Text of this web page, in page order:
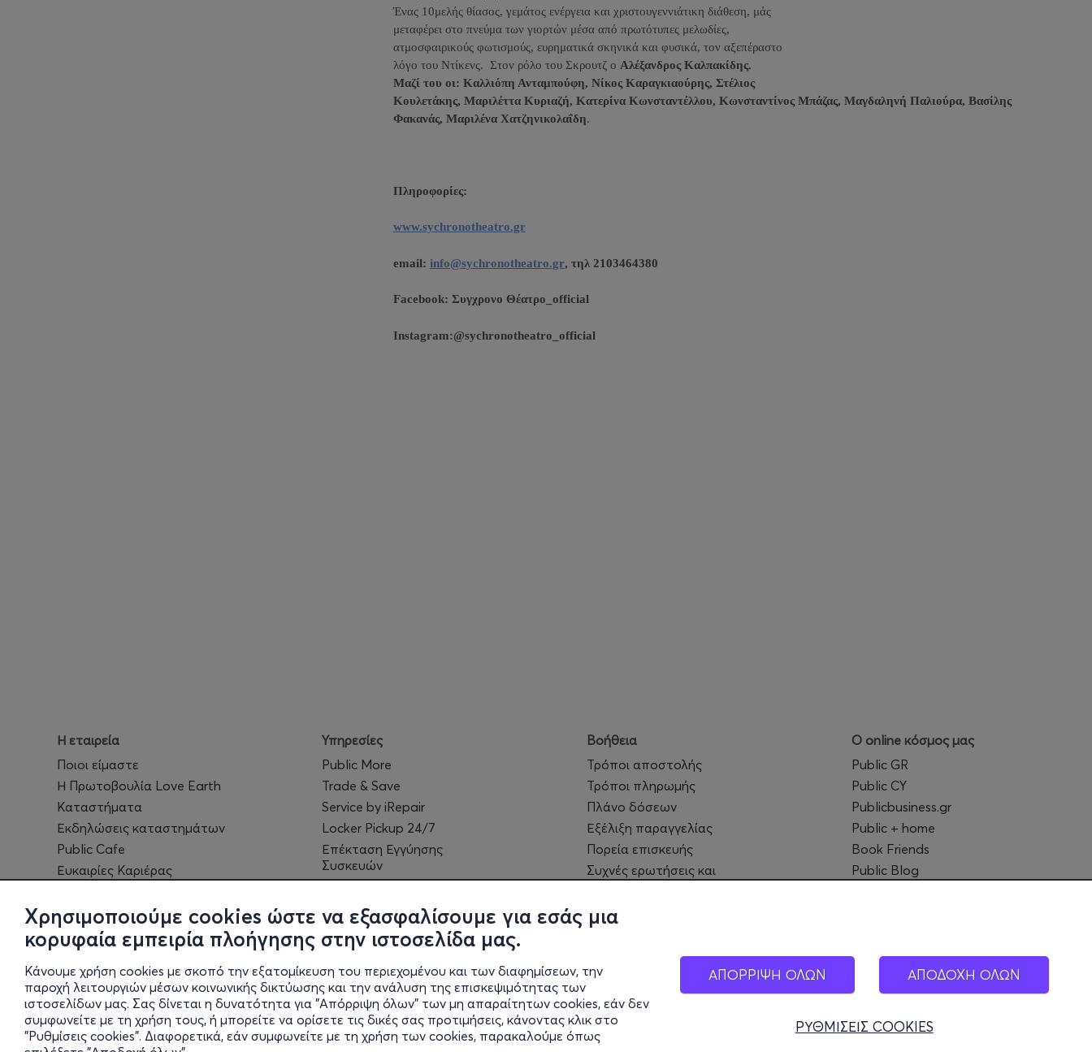
Χρησιμοποιούμε cookies ώστε να εξασφαλίσουμε για εσάς μια
κορυφαία εμπειρία πλοήγησης στην ιστοσελίδα μας.
Κάνουμε χρήση cookies με σκοπό την εξατομίκευση του περιεχομένου και των διαφημίσεων, την
παροχή λειτουργιών μέσων κοινωνικής δικτύωσης και την ανάλυση της επισκεψιμότητας των
ιστοσελίδων μας. Σας δίνεται η δυνατότητα για "Απόρριψη όλων" των μη απαραίτητων cookies, εάν δεν
συμφωνείτε με τη χρήση τους, ή μπορείτε να ορίσετε τις δικές σας προτιμήσεις, κάνοντας κλικ στο
"Ρυθμίσεις cookies". Διαφορετικά, εάν συμφωνείτε με τη χρήση των cookies, παρακαλούμε όπως
ΑΠΟΡΡΙΨΗ ΟΛΩΝ ΑΠΟΔΟΧΗ ΟΛΩΝ
ΡΥΘΜΙΣΕΙΣ COOKIES
Ένας 10μελής θίασος, γεμάτος ενέργεια και χριστουγεννιάτικη διάθεση, μάς
μεταφέρει στο πνεύμα των γιορτών μέσα από πρωτότυπες μελωδίες,
ατμοσφαιρικούς φωτισμούς, ευρηματικά σκηνικά και φυσικά, τον αξεπέραστο
λόγο του Ντίκενς. Στον ρόλο του Σκρουτζ ο Αλέξανδρος Καλπακίδης.
Μαζί του οι: Καλλιόπη Ανταμπούφη, Νίκος Καραγκιαούρης, Στέλιος
Κουλετάκης, Μαριλέττα Κυριαζή, Κατερίνα Κωνσταντέλλου, Κωνσταντίνος Μπάζας, Μαγδαληνή Παλιούρα, Βασίλης
Φακανάς, Μαριλένα Χατζηνικολαΐδη.
Πληροφορίες:
www.sychronotheatro.gr
email: info@sychronotheatro.gr, τηλ 2103464380
Facebook: Συγχρονο Θέατρο_ official
Instagram:@sychronotheatro official
Η εταιρεία
Ποιοι είμαστε
Η Πρωτοβουλία Love Earth
Καταστήματα
Εκδηλώσεις καταστημάτων
Public Cafe
Ευκαιρίες Καριέρας
Υπηρεσίες
Public More
Trade & Save
Service by iRepair
Locker Pickup 24/7
Επέκταση Εγγύησης
Συσκευών
Public MyClub
Βοήθεια
Τρόποι αποστολής
Τρόποι πληρωμής
Πλάνο δόσεων
Εξέλιξη παραγγελίας
Πορεία επισκευής
Συχνές ερωτήσεις και
Ο online κόσμος μας
Public GR
Public CY
Publicbusiness.gr
Public + home
Book Friends
Public Blog